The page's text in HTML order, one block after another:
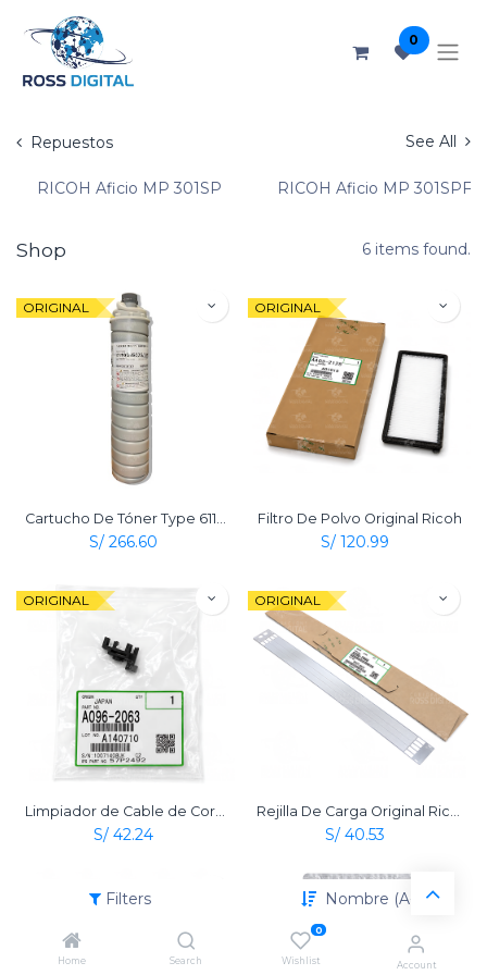
Filters Nombre (A-Z)
Home Search
0
Wishlist Account
0
Repuestos See All
RICOH Aficio MP 301SP RICOH Aficio MP 301SPF
Shop 6 items found.
ORIGINAL
S/ 266.60
ORIGINAL
Filtro De Polvo Original Ricoh
S/ 120.99
ORIGINAL
S/ 42.24
ORIGINAL
S/ 40.53
ORIGINAL